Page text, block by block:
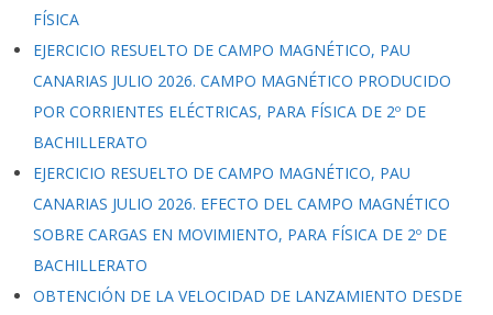
FÍSICA
EJERCICIO RESUELTO DE CAMPO MAGNÉTICO, PAU
CANARIAS JULIO 2026. CAMPO MAGNÉTICO PRODUCIDO
POR CORRIENTES ELÉCTRICAS, PARA FÍSICA DE 2º DE
BACHILLERATO
EJERCICIO RESUELTO DE CAMPO MAGNÉTICO, PAU
CANARIAS JULIO 2026. EFECTO DEL CAMPO MAGNÉTICO
SOBRE CARGAS EN MOVIMIENTO, PARA FÍSICA DE 2º DE
BACHILLERATO
OBTENCIÓN DE LA VELOCIDAD DE LANZAMIENTO DESDE